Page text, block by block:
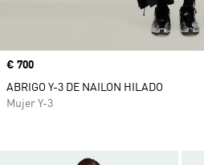
Precio
€ 700
ABRIGO Y-3 DE NAILON HILADO
Mujer Y-3